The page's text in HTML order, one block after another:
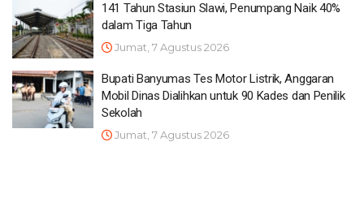
141 Tahun Stasiun Slawi, Penumpang Naik 40%
dalam Tiga Tahun
Jumat, 7 Agustus 2026
Bupati Banyumas Tes Motor Listrik, Anggaran
Mobil Dinas Dialihkan untuk 90 Kades dan Penilik
Sekolah
Jumat, 7 Agustus 2026